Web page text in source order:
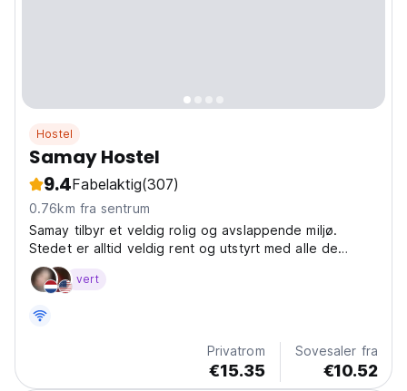
Hostel
Samay Hostel
9.4Fabelaktig(307)
0.76km fra sentrum
Samay tilbyr et veldig rolig og avslappende miljø.
Stedet er alltid veldig rent og utstyrt med alle de
nødvendige tingene for å gjøre oppholdet ditt til den
beste opplevelsen i Blomsterruten.
vert
Privatrom
€15.35
Sovesaler fra
€10.52